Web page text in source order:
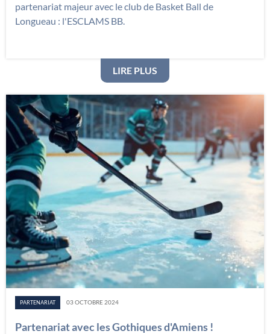
partenariat majeur avec le club de Basket Ball de
Longueau : l'ESCLAMS BB.
LIRE PLUS
PARTENARIAT 03 OCTOBRE 2024
Partenariat avec les Gothiques d'Amiens !